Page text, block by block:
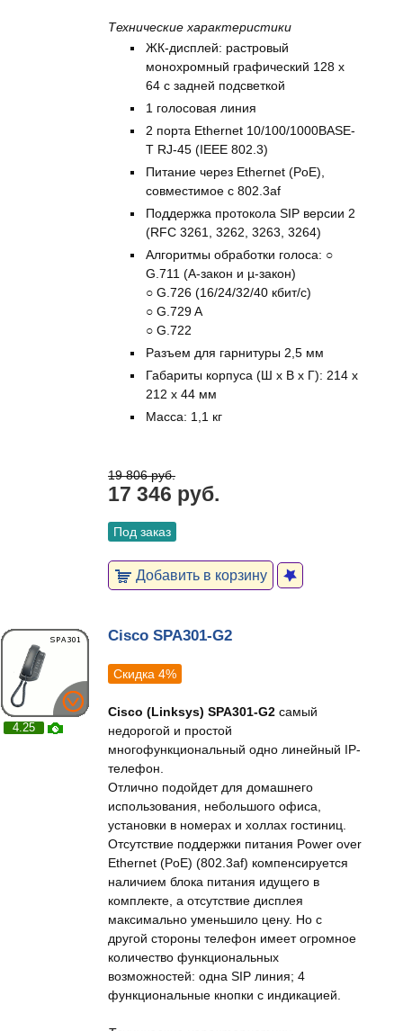
Технические характеристики
ЖК-дисплей: растровый
монохромный графический 128 x
64 с задней подсветкой
1 голосовая линия
2 порта Ethernet 10/100/1000BASE-
T RJ-45 (IEEE 802.3)
Питание через Ethernet (PoE),
совместимое с 802.3af
Поддержка протокола SIP версии 2
(RFC 3261, 3262, 3263, 3264)
Алгоритмы обработки голоса: ○
G.711 (A-закон и µ-закон)
○ G.726 (16/24/32/40 кбит/с)
○ G.729 A
○ G.722
Разъем для гарнитуры 2,5 мм
Габариты корпуса (Ш x В x Г): 214 x
212 x 44 мм
Масса: 1,1 кг
19 806 руб.
17 346 руб.
Под заказ
Добавить в корзину
4.25
Cisco SPA301-G2
Скидка 4%
Cisco (Linksys) SPA301-G2 самый
недорогой и простой
многофункциональный одно линейный IP-
телефон.
Отлично подойдет для домашнего
использования, небольшого офиса,
установки в номерах и холлах гостиниц.
Отсутствие поддержки питания Power over
Ethernet (PoE) (802.3af) компенсируется
наличием блока питания идущего в
комплекте, а отсутствие дисплея
максимально уменьшило цену. Но с
другой стороны телефон имеет огромное
количество функциональных
возможностей: одна SIP линия; 4
функциональные кнопки с индикацией.